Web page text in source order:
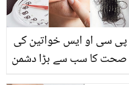
پی سی او ایس خواتین کی
صحت کا سب سے بڑا دشمن